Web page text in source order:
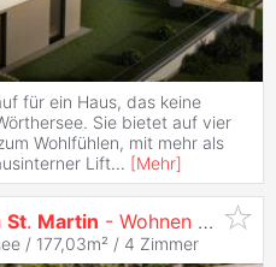
für ein Haus, das keine
Sie bietet auf vier
Wohlfühlen, mit mehr als
Lift... [Mehr]
St. Martin - Wohnen mit Ausblick
/ 177,03m² / 4 Zimmer